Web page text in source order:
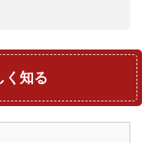
く知る